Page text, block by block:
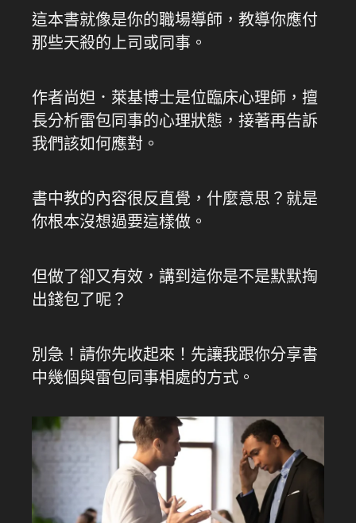
這本書就像是你的職場導師，教導你應付
那些天殺的上司或同事。
作者尚妲．萊基博士是位臨床心理師，擅
長分析雷包同事的心理狀態，接著再告訴
我們該如何應對。
書中教的內容很反直覺，什麼意思？就是
你根本沒想過要這樣做。
但做了卻又有效，講到這你是不是默默掏
出錢包了呢？
別急！請你先收起來！先讓我跟你分享書
中幾個與雷包同事相處的方式。